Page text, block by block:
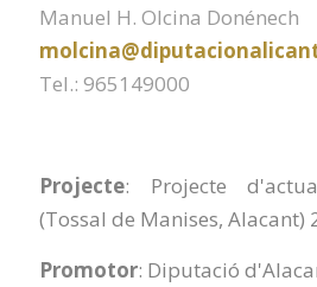
Manuel H. Olcina Donénech
Tel.: 965149000
Projecte: Projecte
(Tossal de Manises, Alacant)
Promotor: Diputació